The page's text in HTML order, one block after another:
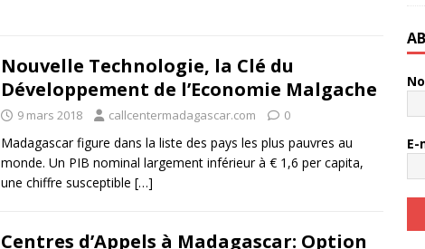
Nouvelle Technologie, la Clé du
Développement de l’Economie Malgache
9 mars 2018 callcentermadagascar.com 0
Madagascar figure dans la liste des pays les plus pauvres au
monde. Un PIB nominal largement inférieur à € 1,6 per capita,
une chiffre susceptible […]
Centres d’Appels à Madagascar: Option
E-